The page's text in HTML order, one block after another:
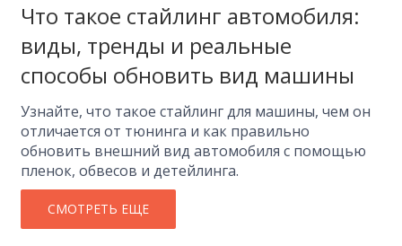
Что такое стайлинг автомобиля:
виды, тренды и реальные
способы обновить вид машины
Узнайте, что такое стайлинг для машины, чем он
отличается от тюнинга и как правильно
обновить внешний вид автомобиля с помощью
пленок, обвесов и детейлинга.
СМОТРЕТЬ ЕЩЕ